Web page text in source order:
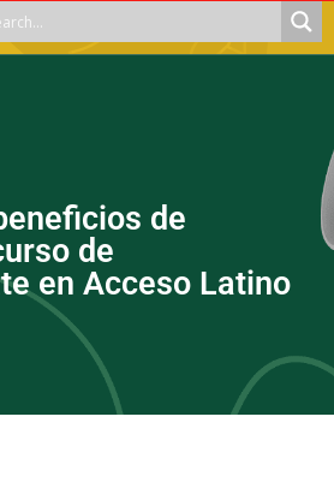
de
de
en Acceso Latino